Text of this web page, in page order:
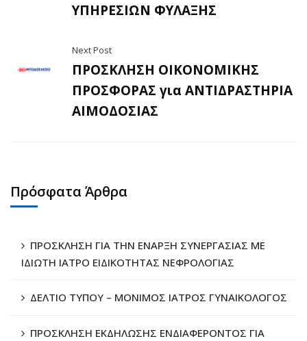
ΥΠΗΡΕΣΙΩΝ ΦΥΛΑΞΗΣ
Next Post
ΠΡΟΣΚΛΗΣΗ ΟΙΚΟΝΟΜΙΚΗΣ
ΠΡΟΣΦΟΡΑΣ για ΑΝΤΙΔΡΑΣΤΗΡΙΑ
ΑΙΜΟΔΟΣΙΑΣ
Πρόσφατα Άρθρα
ΠΡΟΣΚΛΗΣΗ ΓΙΑ ΤΗΝ ΕΝΑΡΞΗ ΣΥΝΕΡΓΑΣΙΑΣ ΜΕ
ΙΔΙΩΤΗ ΙΑΤΡΟ ΕΙΔΙΚΟΤΗΤΑΣ ΝΕΦΡΟΛΟΓΙΑΣ
ΔΕΛΤΙΟ ΤΥΠΟΥ – ΜΟΝΙΜΟΣ ΙΑΤΡΟΣ ΓΥΝΑΙΚΟΛΟΓΟΣ
ΠΡΟΣΚΛΗΣΗ ΕΚΔΗΛΩΣΗΣ ΕΝΔΙΑΦΕΡΟΝΤΟΣ ΓΙΑ